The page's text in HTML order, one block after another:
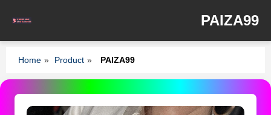
PAIZA99
Home » Product » PAIZA99